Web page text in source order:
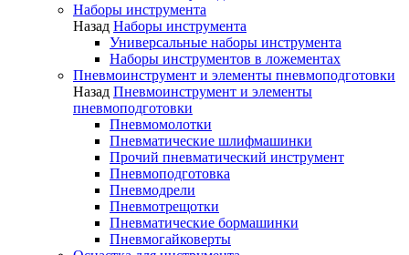
Наборы инструмента
Назад Наборы инструмента
Универсальные наборы инструмента
Наборы инструментов в ложементах
Пневмоинструмент и элементы пневмоподготовки
Назад Пневмоинструмент и элементы
пневмоподготовки
Пневмомолотки
Пневматические шлифмашинки
Прочий пневматический инструмент
Пневмоподготовка
Пневмодрели
Пневмотрещотки
Пневматические бормашинки
Пневмогайковерты